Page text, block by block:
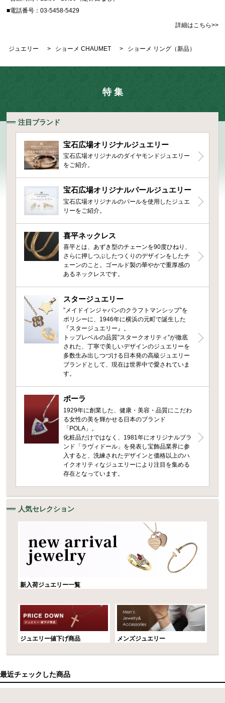
■電話番号：03-5458-5429
詳細はこちら>>
ジュエリー > ショーメ CHAUMET > ショーメ リング（新品）
特 集
注目ブランド
宝石広場オリジナルジュエリー
宝石広場オリジナルのダイヤモンドジュエリー
をご紹介。
宝石広場オリジナルパールジュエリー
宝石広場オリジナルのパールを使用したジュエ
リーをご紹介。
喜平ネックレス
喜平とは、あずき型のチェーンを90度ひねり、
さらに押しつぶしたつくりのデザインをしたチ
ェーンのこと。ゴールド製の華やかで重厚感の
あるネックレスです。
スタージュエリー
”メイドインジャパンのクラフトマンシップ”を
ポリシーに、1946年に横浜の元町で誕生した
『スタージュエリー』。
トップレベルの品質”スタークオリティ”が徹底
された、丁寧で美しいデザインのジュエリーを
多数生み出しつづける日本発の高級ジュエリー
ブランドとして、現在は世界中で愛されていま
す。
ポーラ
1929年に創業した、健康・美容・品質にこだわ
る女性の美を輝かせる日本のブランド
「POLA」。
化粧品だけではなく、1981年にオリジナルブラ
ンド「ラヴィドール」を発表し宝飾品業界に参
入すると、洗練されたデザインと価格以上のハ
イクオリティなジュエリーにより注目を集める
存在となっています。
人気セレクション
新入荷ジュエリー一覧
ジュエリー値下げ商品 メンズジュエリー
最近チェックした商品